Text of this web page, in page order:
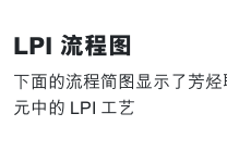
LPI 流程图
下面的流程简图显示了芳
元中的 LPI 工艺